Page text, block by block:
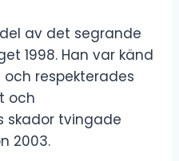
av det segrande
1998. Han var känd
respekterades
och
skador tvingade
2003.